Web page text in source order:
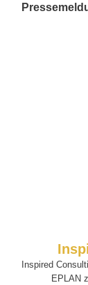
Inspired
EPLAN